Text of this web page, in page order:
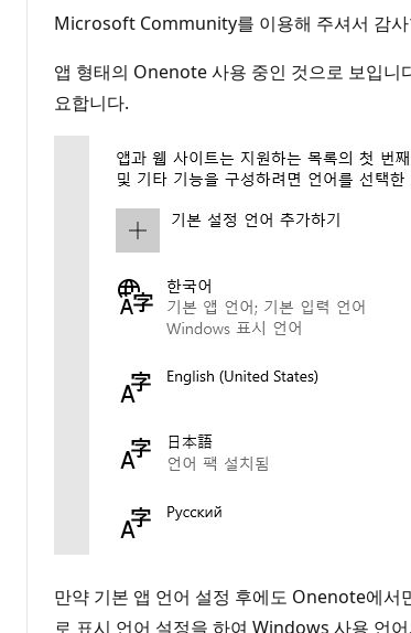
Microsoft Community를 이용해 주셔서 감사
앱 형태의 Onenote 사용 중인 것으로 보입니
요합니다.
만약 기본 앱 언어 설정 후에도 Onenote에서
로 표시 언어 설정을 하여 Windows 사용 언